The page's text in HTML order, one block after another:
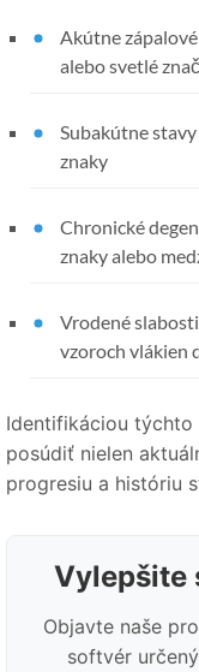
Akútne
alebo svetlé
Subakútne
znaky
Chronické
znaky alebo
Vrodené
vzoroch vlákien
Identifikáciou
posúdiť nielen
progresiu a históriu
Vylepšite
Objavte naše
softvér